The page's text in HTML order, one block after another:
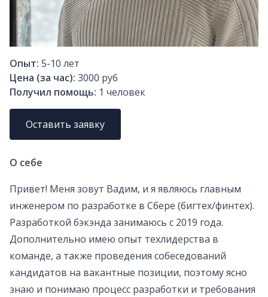
Опыт: 5-10 лет
Цена (за час): 3000 руб
Получил помощь: 1 человек
Оставить заявку
О себе
Привет! Меня зовут Вадим, и я являюсь главным
инженером по разработке в Сбере (бигтех/финтех).
Разработкой бэкэнда занимаюсь с 2019 года.
Дополнительно имею опыт техлидерства в
команде, а также проведения собеседований
кандидатов на вакантные позиции, поэтому ясно
знаю и понимаю процесс разработки и требования